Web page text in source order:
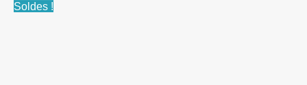
Soldes !